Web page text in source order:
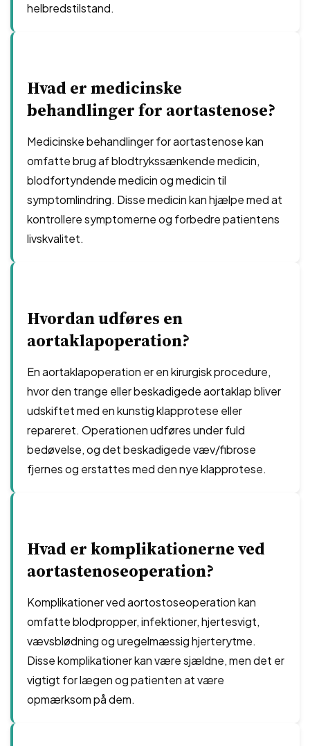
helbredstilstand.
Hvad er medicinske
behandlinger for aortastenose?
Medicinske behandlinger for aortastenose kan
omfatte brug af blodtrykssænkende medicin,
blodfortyndende medicin og medicin til
symptomlindring. Disse medicin kan hjælpe med at
kontrollere symptomerne og forbedre patientens
livskvalitet.
Hvordan udføres en
aortaklapoperation?
En aortaklapoperation er en kirurgisk procedure,
hvor den trange eller beskadigede aortaklap bliver
udskiftet med en kunstig klapprotese eller
repareret. Operationen udføres under fuld
bedøvelse, og det beskadigede væv/fibrose
fjernes og erstattes med den nye klapprotese.
Hvad er komplikationerne ved
aortastenoseoperation?
Komplikationer ved aortostoseoperation kan
omfatte blodpropper, infektioner, hjertesvigt,
vævsblødning og uregelmæssig hjerterytme.
Disse komplikationer kan være sjældne, men det er
vigtigt for lægen og patienten at være
opmærksom på dem.